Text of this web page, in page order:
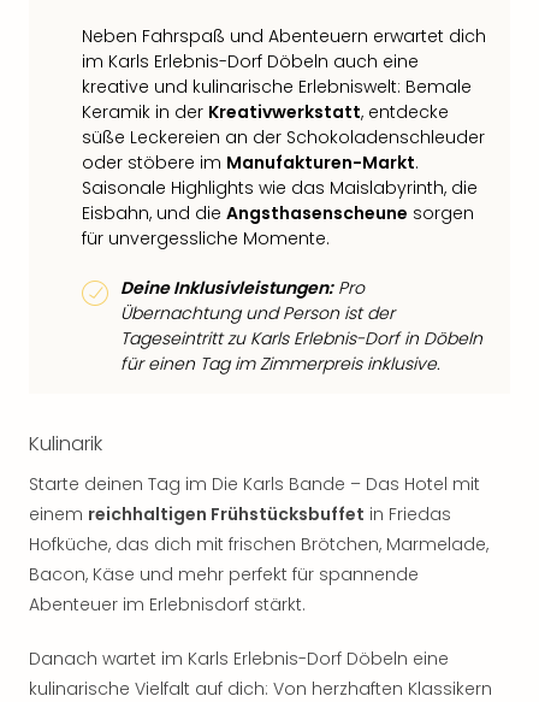
Neben Fahrspaß und Abenteuern erwartet dich
im Karls Erlebnis-Dorf Döbeln auch eine
kreative und kulinarische Erlebniswelt: Bemale
Keramik in der Kreativwerkstatt, entdecke
süße Leckereien an der Schokoladenschleuder
oder stöbere im Manufakturen-Markt.
Saisonale Highlights wie das Maislabyrinth, die
Eisbahn, und die Angsthasenscheune sorgen
für unvergessliche Momente.
Deine Inklusivleistungen:Pro
Übernachtung und Person ist der
Tageseintritt zu Karls Erlebnis-Dorf in Döbeln
für einen Tag im Zimmerpreis inklusive.
Kulinarik
Starte deinen Tag im Die Karls Bande – Das Hotel mit
einem reichhaltigen Frühstücksbuffet in Friedas
Hofküche, das dich mit frischen Brötchen, Marmelade,
Bacon, Käse und mehr perfekt für spannende
Abenteuer im Erlebnisdorf stärkt.
Danach wartet im Karls Erlebnis-Dorf Döbeln eine
kulinarische Vielfalt auf dich: Von herzhaften Klassikern